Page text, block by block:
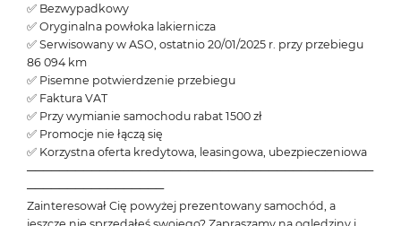
✅ Bezwypadkowy
✅ Oryginalna powłoka lakiernicza
✅ Serwisowany w ASO, ostatnio 20/01/2025 r. przy przebiegu
86 094 km
✅ Pisemne potwierdzenie przebiegu
✅ Faktura VAT
✅ Przy wymianie samochodu rabat 1500 zł
✅ Promocje nie łączą się
✅ Korzystna oferta kredytowa, leasingowa, ubezpieczeniowa
───────────────────────────────────────────
─────────────────
Zainteresował Cię powyżej prezentowany samochód, a